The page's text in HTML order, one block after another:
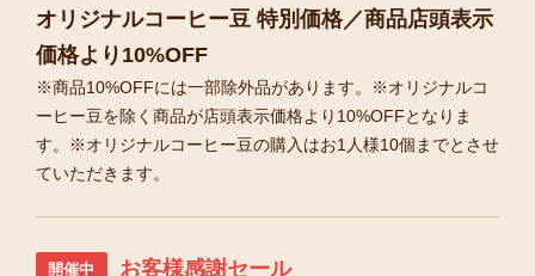
オリジナルコーヒー豆 特別価格／商品店頭表示
価格より10%OFF
※商品10%OFFには一部除外品があります。※オリジナルコ
ーヒー豆を除く商品が店頭表示価格より10%OFFとなりま
す。※オリジナルコーヒー豆の購入はお1人様10個までとさせ
ていただきます。
開催中 お客様感謝セール